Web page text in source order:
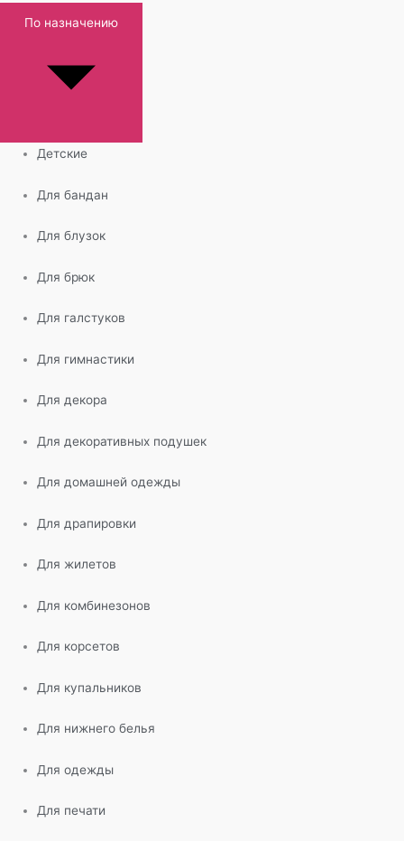
По назначению
Детские
Для бандан
Для блузок
Для брюк
Для галстуков
Для гимнастики
Для декора
Для декоративных подушек
Для домашней одежды
Для драпировки
Для жилетов
Для комбинезонов
Для корсетов
Для купальников
Для нижнего белья
Для одежды
Для печати